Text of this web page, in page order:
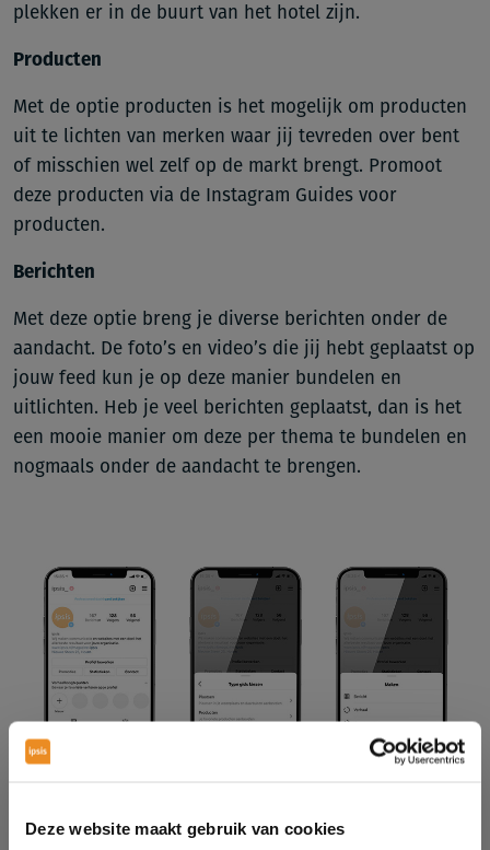
Deze website maakt gebruik van cookies
plekken er in de buurt van het hotel zijn.
Producten
Met de optie producten is het mogelijk om producten
uit te lichten van merken waar jij tevreden over bent
of misschien wel zelf op de markt brengt. Promoot
deze producten via de Instagram Guides voor
producten.
Berichten
Met deze optie breng je diverse berichten onder de
aandacht. De foto’s en video’s die jij hebt geplaatst op
jouw feed kun je op deze manier bundelen en
uitlichten. Heb je veel berichten geplaatst, dan is het
een mooie manier om deze per thema te bundelen en
nogmaals onder de aandacht te brengen.